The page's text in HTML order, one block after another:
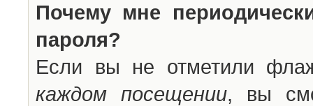
Почему мне
пароля?
Если вы не отметили
каждом посещении, вы